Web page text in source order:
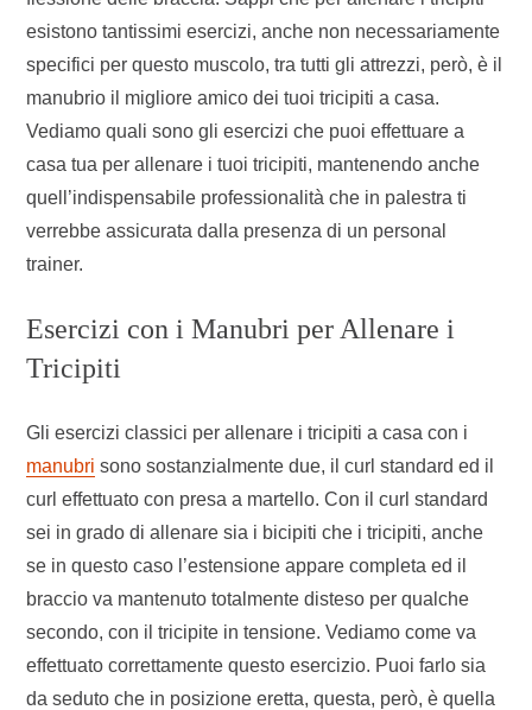
esistono tantissimi esercizi, anche non necessariamente
specifici per questo muscolo, tra tutti gli attrezzi, però, è il
manubrio il migliore amico dei tuoi tricipiti a casa.
Vediamo quali sono gli esercizi che puoi effettuare a
casa tua per allenare i tuoi tricipiti, mantenendo anche
quell’indispensabile professionalità che in palestra ti
verrebbe assicurata dalla presenza di un personal
trainer.
Esercizi con i Manubri per Allenare i
Tricipiti
Gli esercizi classici per allenare i tricipiti a casa con i
manubri sono sostanzialmente due, il curl standard ed il
curl effettuato con presa a martello. Con il curl standard
sei in grado di allenare sia i bicipiti che i tricipiti, anche
se in questo caso l’estensione appare completa ed il
braccio va mantenuto totalmente disteso per qualche
secondo, con il tricipite in tensione. Vediamo come va
effettuato correttamente questo esercizio. Puoi farlo sia
da seduto che in posizione eretta, questa, però, è quella